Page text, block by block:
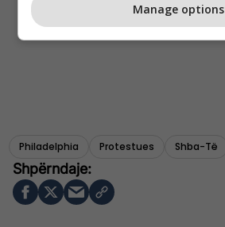
Philadelphia Protestues Shba-Të
Manage options